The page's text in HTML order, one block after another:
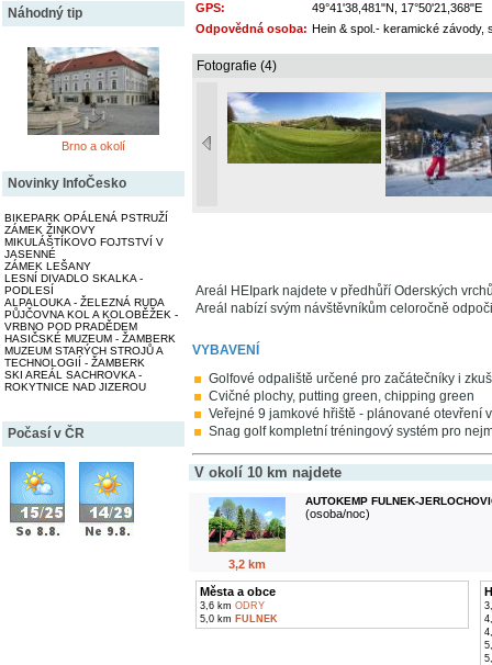
Náhodný tip
Brno a okolí
Novinky InfoČesko
BIKEPARK OPÁLENÁ PSTRUŽÍ
ZÁMEK ŽINKOVY
MIKULÁŠTÍKOVO FOJTSTVÍ V
JASENNÉ
ZÁMEK LEŠANY
LESNÍ DIVADLO SKALKA -
PODLESÍ
ALPALOUKA - ŽELEZNÁ RUDA
PŮJČOVNA KOL A KOLOBĚŽEK -
VRBNO POD PRADĚDEM
HASIČSKÉ MUZEUM - ŽAMBERK
MUZEUM STARÝCH STROJŮ A
TECHNOLOGIÍ - ŽAMBERK
SKI AREÁL SACHROVKA -
ROKYTNICE NAD JIZEROU
Počasí v ČR
GPS:
49°41'38,481"N, 17°50'21,368"E
Odpovědná osoba: Hein & spol.- keramické závody,
Fotografie (4)
Areál HEIpark najdete v předhůří Oderských
Areál nabízí svým návštěvníkům celoročně
VYBAVENÍ
Golfové odpaliště určené pro začátečníky i
Cvičné plochy, putting green, chipping green
Veřejné 9 jamkové hřiště - plánované otevření
Snag golf kompletní tréningový systém pro
V okolí 10 km najdete
3,2 km
AUTOKEMP FULNEK-
(osoba/noc)
Města a obce
3,6 km ODRY
5,0 km FULNEK